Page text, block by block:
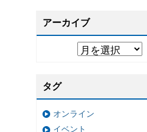
アーカイブ
タグ
オンライン
イベント